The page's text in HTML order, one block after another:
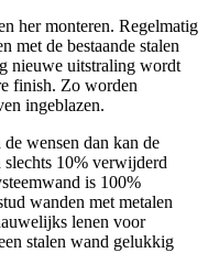
her monteren. Regelmatig
met de bestaande stalen
nieuwe uitstraling wordt
finish. Zo worden
ingeblazen.
wensen dan kan de
slechts 10% verwijderd
is 100%
wanden met metalen
lenen voor
stalen wand gelukkig